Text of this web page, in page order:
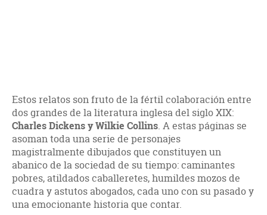
Estos relatos son fruto de la fértil colaboración entre
dos grandes de la literatura inglesa del siglo XIX:
Charles Dickens y Wilkie Collins. A estas páginas se
asoman toda una serie de personajes
magistralmente dibujados que constituyen un
abanico de la sociedad de su tiempo: caminantes
pobres, atildados caballeretes, humildes mozos de
cuadra y astutos abogados, cada uno con su pasado y
una emocionante historia que contar.